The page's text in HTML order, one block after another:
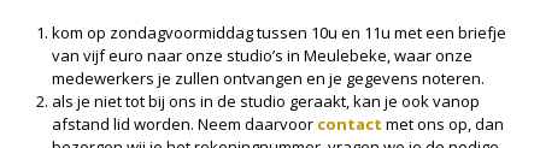
kom op zondagvoormiddag tussen 10u en 11u met een briefje
van vijf euro naar onze studio’s in Meulebeke, waar onze
medewerkers je zullen ontvangen en je gegevens noteren.
als je niet tot bij ons in de studio geraakt, kan je ook vanop
afstand lid worden. Neem daarvoor contact met ons op, dan